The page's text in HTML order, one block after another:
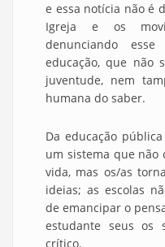
e essa notícia não é
Igreja e os
denunciando
educação, que não
juventude, nem
humana do saber.
Da educação
um sistema que não
vida, mas os/as
ideias; as escolas
de emancipar o
estudante seus os
crítico.